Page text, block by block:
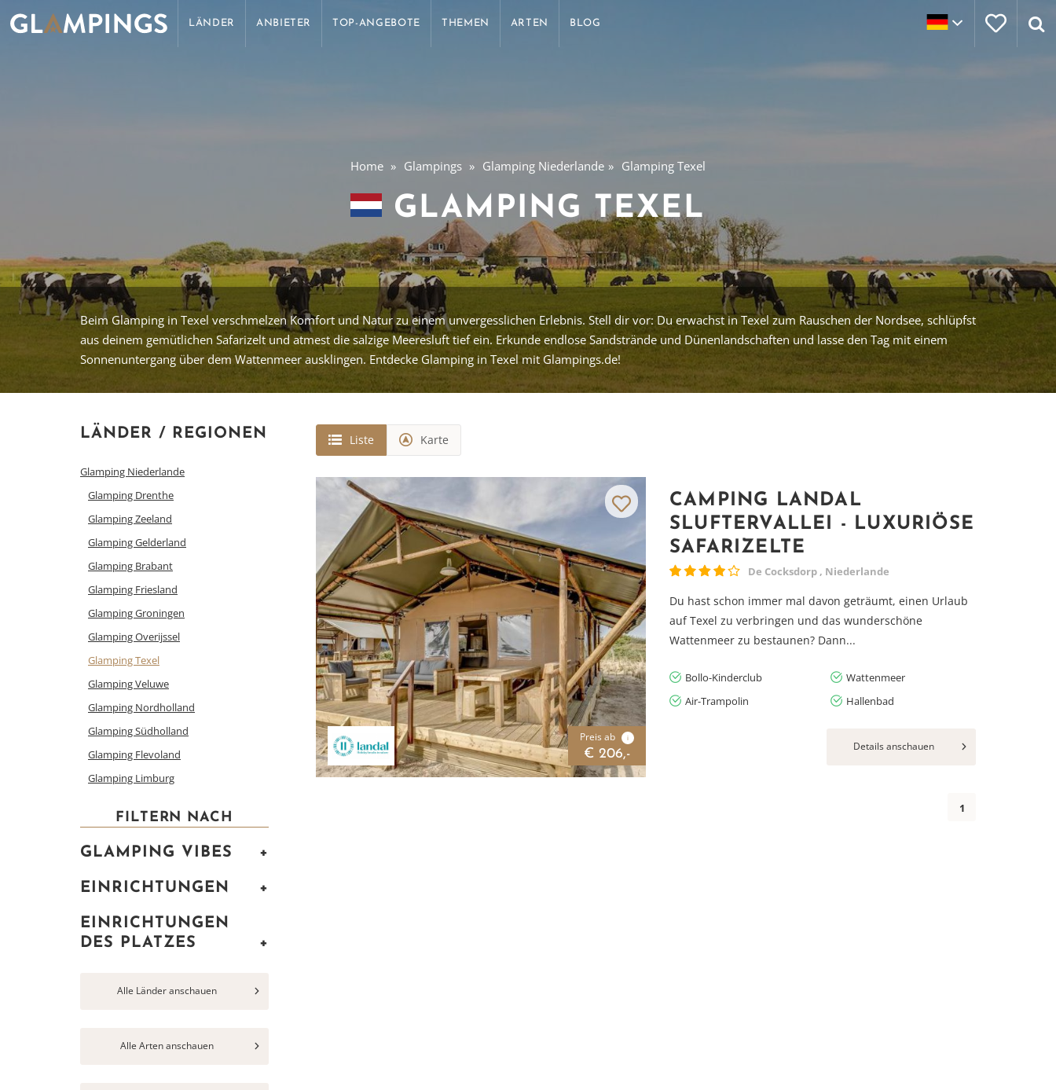
LÄNDER ANBIETER TOP-ANGEBOTE THEMEN ARTEN BLOG
Home Glampings Glamping Niederlande Glamping Texel
GLAMPING TEXEL
Beim Glamping in Texel verschmelzen Komfort und Natur zu einem unvergesslichen Erlebnis. Stell dir vor: Du erwachst in Texel zum Rauschen der Nordsee, schlüpfst
aus deinem gemütlichen Safarizelt und atmest die salzige Meeresluft tief ein. Erkunde endlose Sandstrände und Dünenlandschaften und lasse den Tag mit einem
Sonnenuntergang über dem Wattenmeer ausklingen. Entdecke Glamping in Texel mit Glampings.de!
LÄNDER / REGIONEN
Glamping Niederlande
Glamping Drenthe
Glamping Zeeland
Glamping Gelderland
Glamping Brabant
Glamping Friesland
Glamping Groningen
Glamping Overijssel
Glamping Texel
Glamping Veluwe
Glamping Nordholland
Glamping Südholland
Glamping Flevoland
Glamping Limburg
FILTERN NACH
GLAMPING VIBES +
EINRICHTUNGEN +
EINRICHTUNGEN
DES PLATZES
+
Alle Länder anschauen
Alle Arten anschauen
Liste Karte
Preis ab i
€ 206,-
CAMPING LANDAL
SLUFTERVALLEI - LUXURIÖSE
SAFARIZELTE
De Cocksdorp , Niederlande
Du hast schon immer mal davon geträumt, einen Urlaub
auf Texel zu verbringen und das wunderschöne
Wattenmeer zu bestaunen? Dann...
Bollo-Kinderclub
Wattenmeer
Air-Trampolin
Hallenbad
Details anschauen
1